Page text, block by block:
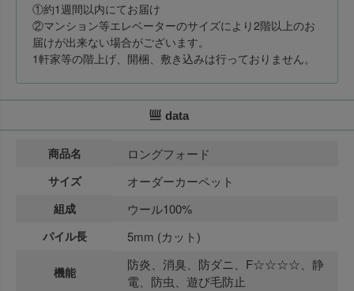
①約1週間以内にてお届け
②マンション等エレベーターのサイズにより2階以上のお
届けが出来ない場合がございます。
1軒家等の階上げ、開梱、敷き込みは行っておりません。
data
商品名 ロングフォード
サイズ オーダーカーペット
組成 ウール100%
パイル長 5mm (カット)
機能
防炎、消臭、防ダニ、F☆☆☆☆、静
電、防虫、遊び毛防止